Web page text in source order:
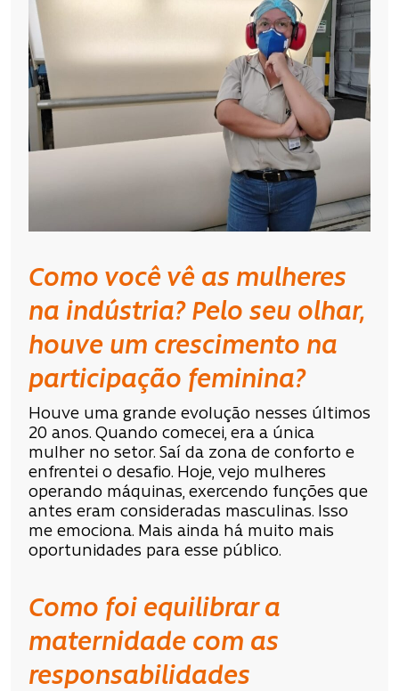
Como você vê as mulheres
na indústria? Pelo seu olhar,
houve um crescimento na
participação feminina?
Houve uma grande evolução nesses últimos
20 anos. Quando comecei, era a única
mulher no setor. Saí da zona de conforto e
enfrentei o desafio. Hoje, vejo mulheres
operando máquinas, exercendo funções que
antes eram consideradas masculinas. Isso
me emociona. Mais ainda há muito mais
oportunidades para esse público.
Como foi equilibrar a
maternidade com as
responsabilidades